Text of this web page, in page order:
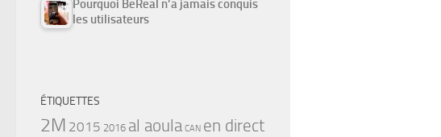
Pourquoi BeReal n’a jamais conquis
les utilisateurs
ÉTIQUETTES
2M 2015 2016 al aoula CAN en direct